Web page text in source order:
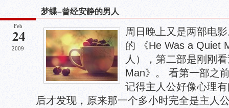
Feb
24
2009
梦蝶–曾经安静的男人
周日晚上又是两部电
的 《He Was a Quiet
人），第二部是刚刚
Man》。 看第一部之
记得主人公好像心理
后才发现，原来那一个多小时完全是主人